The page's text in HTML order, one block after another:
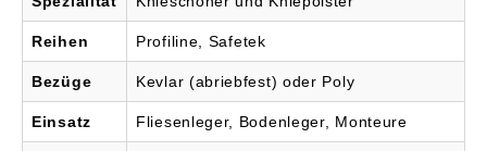
Reihen Profiline, Safetek
Bezüge Kevlar (abriebfest) oder Poly
Einsatz Fliesenleger, Bodenleger, Monteure